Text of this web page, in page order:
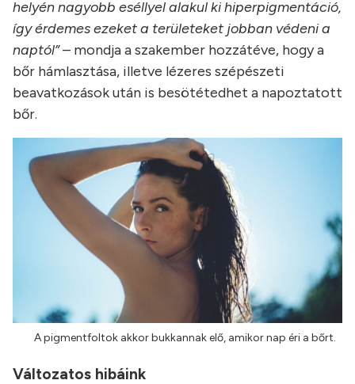
helyén nagyobb eséllyel alakul ki hiperpigmentáció,
így érdemes ezeket a területeket jobban védeni a
naptól”– mondja a szakember hozzátéve, hogy a
bőr hámlasztása, illetve lézeres szépészeti
beavatkozások után is besötétedhet a napoztatott
bőr.
A pigmentfoltok akkor bukkannak elő, amikor nap éri a bőrt.
Változatos hibáink